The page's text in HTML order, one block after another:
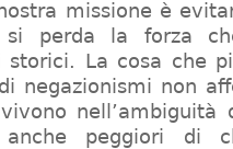
missione è
perda la forza
storici. La cosa che
negazionismi non
nell’ambiguità
anche peggiori di